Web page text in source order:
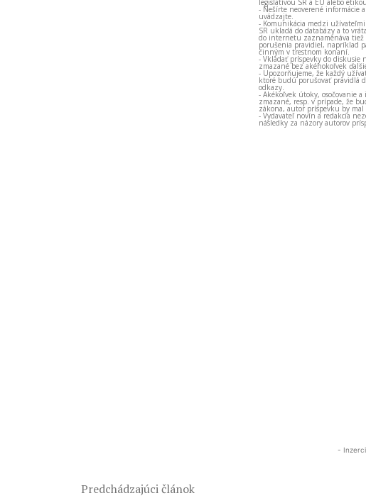
- Nešírte neoverené informácie
uvádzajte.
- Komunikácia medzi
SR ukladá do databázy a to
do internetu zaznamenáva tiež
porušenia pravidiel, napríklad
činným v trestnom konaní.
- Vkladať príspevky do diskusie
zmazané bez akéhokoľvek
- Upozorňujeme, že každý
ktoré budú porušovať pravidlá
odkazy.
- Akékoľvek útoky, osočovanie
zmazané, resp. v prípade, že
zákona, autor príspevku by
- Vydavateľ novín a redakcia
následky za názory autorov
-
Predchádzajúci článok